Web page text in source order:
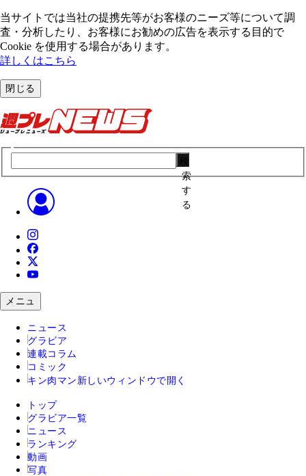
当サイトでは当社の提携先等がお客様のニーズ等について調
査・分析したり、お客様にお勧めの広告を表⽰する⽬的で
Cookie を使⽤する場合があります。
詳しくはこちら
閉じる
索
す
る
メニュ
ニュース
グラビア
連載コラム
コミック
キン肉マン 新しいウィンドウで開く
トップ
グラビア一覧
ニュース
ランキング
動画
写真